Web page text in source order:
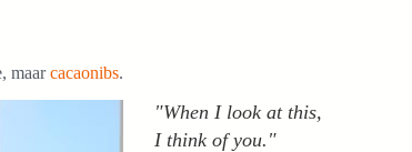
maarcacaonibs.
"When I look at this,
I think of you."